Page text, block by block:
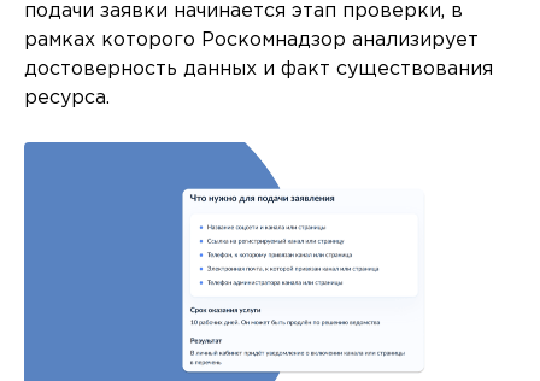
подачи заявки начинается этап проверки, в
рамках которого Роскомнадзор анализирует
достоверность данных и факт существования
ресурса.